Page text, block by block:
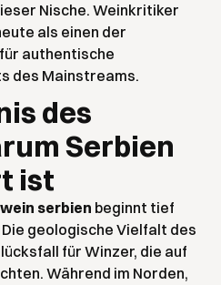
Nische. Weinkritiker
als einen der
authentische
des Mainstreams.
des
Serbien
ist
serbien beginnt tief
geologische Vielfalt des
für Winzer, die auf
Während im Norden,